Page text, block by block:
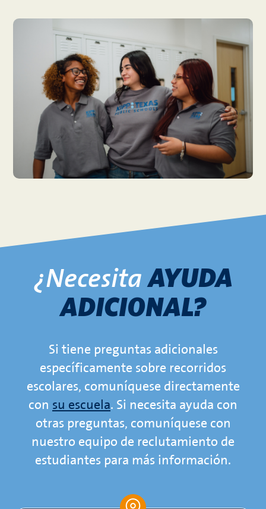
¿NecesitaAYUDA
ADICIONAL?
Si tiene preguntas adicionales
específicamente sobre recorridos
escolares, comuníquese directamente
con su escuela. Si necesita ayuda con
otras preguntas, comuníquese con
nuestro equipo de reclutamiento de
estudiantes para más información.